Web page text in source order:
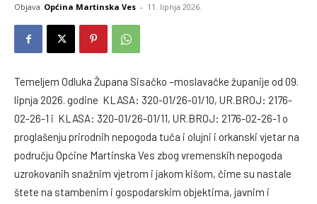
Objava Općina Martinska Ves - 11. lipnja 2026.
Temeljem Odluka Župana Sisačko –moslavačke županije od 09.
lipnja 2026. godine KLASA: 320-01/26-01/10, UR.BROJ: 2176-
02-26-1 i KLASA: 320-01/26-01/11, UR.BROJ: 2176-02-26-1 o
proglašenju prirodnih nepogoda tuča i olujni i orkanski vjetar na
području Općine Martinska Ves zbog vremenskih nepogoda
uzrokovanih snažnim vjetrom i jakom kišom, čime su nastale
štete na stambenim i gospodarskim objektima, javnim i